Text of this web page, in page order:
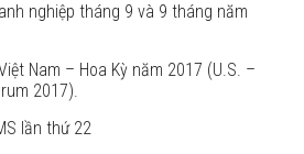
nghiệp tháng 9 và 9 tháng năm
Nam – Hoa Kỳ năm 2017 (U.S. –
2017).
lần thứ 22